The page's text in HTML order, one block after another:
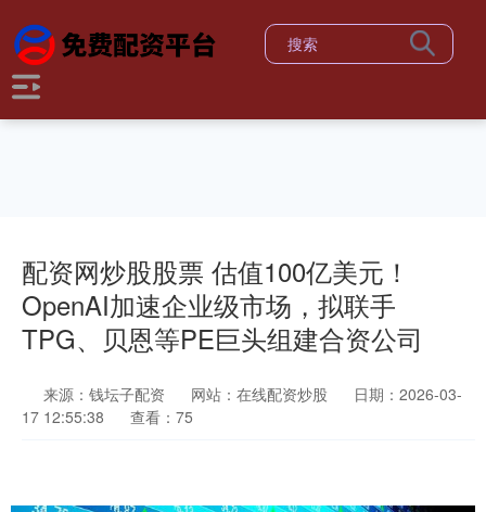
配资网炒股股票 估值100亿美元！
OpenAI加速企业级市场，拟联手
TPG、贝恩等PE巨头组建合资公司
来源：钱坛子配资 网站：在线配资炒股
日期：2026-03-
17 12:55:38
查看：75